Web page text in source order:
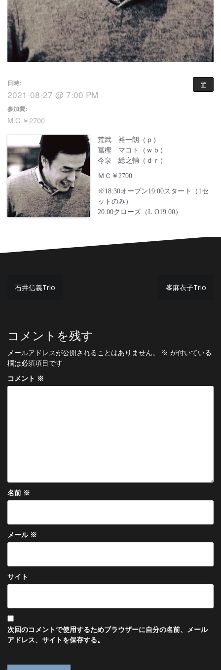
日時:
2021-08-27 @ 7:00 PM
参加費:
M.C.￥2700
荒武 裕一朗（ｐ）
冨樫 マコト（ｗｂ）
今泉 総之輔（ｄｒ）
ＭＣ￥2700
※18:30オープン19:00スタート（1セ
ットのみ）
20:00クローズ（L.O19:00）
投
ビ
ゲ
ー
シ
石井信義Trio 峯麻衣子Trio
コメントを残す
メールアドレスが公開されることはありません。 ※ が付いている
欄は必須項目です
コメント ※
名前 ※
メール ※
サイト
次回のコメントで使用するためブラウザーに自分の名前、メール
アドレス、サイトを保存する。